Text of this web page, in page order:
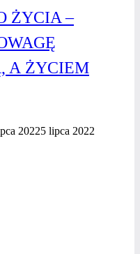
ŻYCIA –
A ŻYCIEM
20225 lipca 2022